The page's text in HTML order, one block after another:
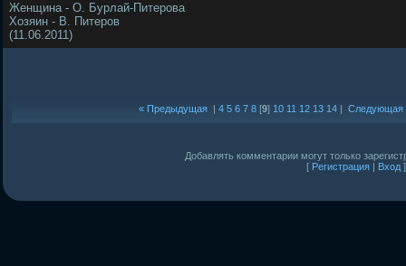
Женщина - О. Бурлай-Питерова
Хозяин - В. Питеров
(11.06.2011)
« Предыдущая| 4 5 6 7 8[9] 10 11 12 13 14| Следующая
Добавлять комментарии могут только
[ Регистрация | Вход ]